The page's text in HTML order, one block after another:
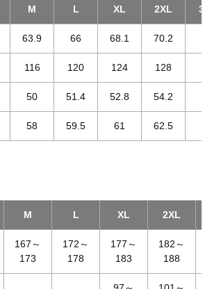
M L XL 2XL
63.9 66 68.1 70.2
116 120 124 128
50 51.4 52.8 54.2
58 59.5 61 62.5
M L XL 2XL
167～
173
172～
178
177～
183
182～
188